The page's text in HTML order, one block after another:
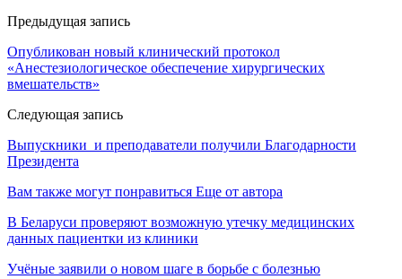
Предыдущая запись
Опубликован новый клинический протокол
«Анестезиологическое обеспечение хирургических
вмешательств»
Следующая запись
Выпускники и преподаватели получили Благодарности
Президента
Вам также могут понравиться Еще от автора
В Беларуси проверяют возможную утечку медицинских
данных пациентки из клиники
Учёные заявили о новом шаге в борьбе с болезнью